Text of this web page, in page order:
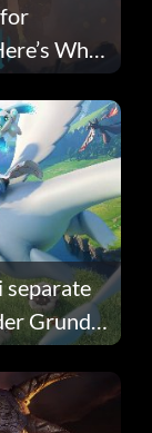
Why
separate
Grund